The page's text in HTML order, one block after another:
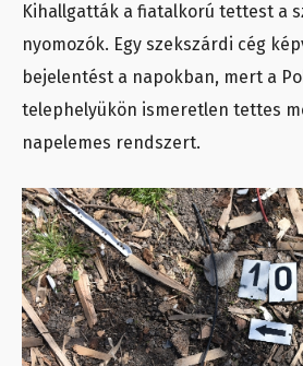
Kihallgatták a fiatalkorú tettest a
nyomozók. Egy szekszárdi cég
bejelentést a napokban, mert a
telephelyükön ismeretlen tettes
napelemes rendszert.